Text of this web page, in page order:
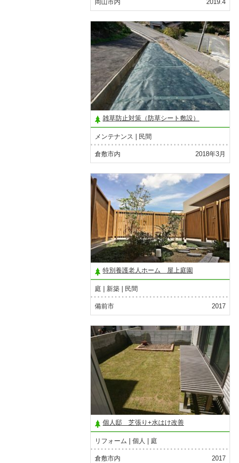
岡山市内 2019.4
雑草防止対策（防草シート敷設）
メンテナンス 民間
倉敷市内 2018年3月
特別養護老人ホーム 屋上庭園
庭 新築 民間
備前市 2017
個人邸 芝張り+水はけ改善
リフォーム 個人 庭
倉敷市内 2017